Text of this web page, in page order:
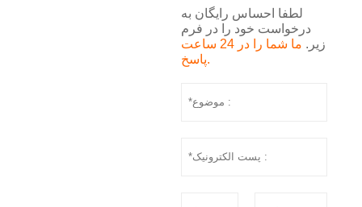
لطفا احساس رایگان به
درخواست خود را در فرم
زیر.
ما شما را در 24 ساعت
پاسخ.